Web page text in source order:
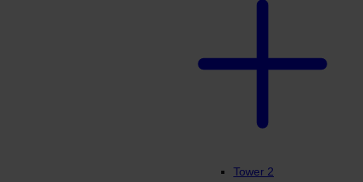
Tower 2